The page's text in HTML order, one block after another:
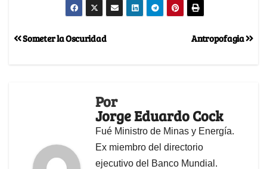
Antropofagia
Someter la Oscuridad
Por
Jorge Eduardo Cock
Fué Ministro de Minas y Energía.
Ex miembro del directorio
ejecutivo del Banco Mundial.